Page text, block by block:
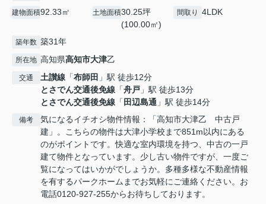
建物面積92.33㎡ 土地面積30.25坪
(100.00㎡)
間取り 4LDK
築年数 築31年
所在地 高知県高知市大津乙
交通 土讃線 「布師田 」駅 徒歩12分
とさでん交通後免線 「舟戸 」駅 徒歩13分
とさでん交通後免線 「 田辺島通 」駅 徒歩14分
備考
気になるイチオシ物件情報：「高知市大津乙 中古戸
建」。こちらの物件は大津小学校まで851m以内にある
のがポイントです。快適な室内環境を持つ、中古の一戸
建て物件となっています。少し古い物件ですが、一度ご
覧になってはいかがでしょうか。多種多様な不動産情報
を有するパークホームまでお気軽にご連絡ください。お
電話0120-927-255からお待ちしております。